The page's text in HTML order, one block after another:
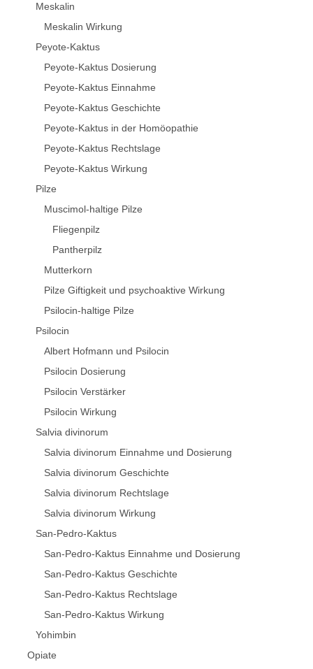
Meskalin
Meskalin Wirkung
Peyote-Kaktus
Peyote-Kaktus Dosierung
Peyote-Kaktus Einnahme
Peyote-Kaktus Geschichte
Peyote-Kaktus in der Homöopathie
Peyote-Kaktus Rechtslage
Peyote-Kaktus Wirkung
Pilze
Muscimol-haltige Pilze
Fliegenpilz
Pantherpilz
Mutterkorn
Pilze Giftigkeit und psychoaktive Wirkung
Psilocin-haltige Pilze
Psilocin
Albert Hofmann und Psilocin
Psilocin Dosierung
Psilocin Verstärker
Psilocin Wirkung
Salvia divinorum
Salvia divinorum Einnahme und Dosierung
Salvia divinorum Geschichte
Salvia divinorum Rechtslage
Salvia divinorum Wirkung
San-Pedro-Kaktus
San-Pedro-Kaktus Einnahme und Dosierung
San-Pedro-Kaktus Geschichte
San-Pedro-Kaktus Rechtslage
San-Pedro-Kaktus Wirkung
Yohimbin
Opiate